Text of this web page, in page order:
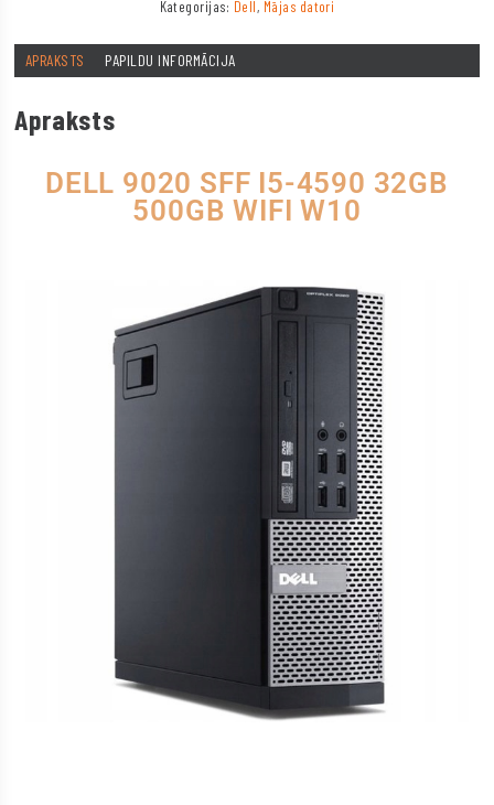
Kategorijas: Dell, Mājas datori
APRAKSTS PAPILDU INFORMĀCIJA
Apraksts
DELL 9020 SFF I5-4590 32GB
500GB WIFI W10